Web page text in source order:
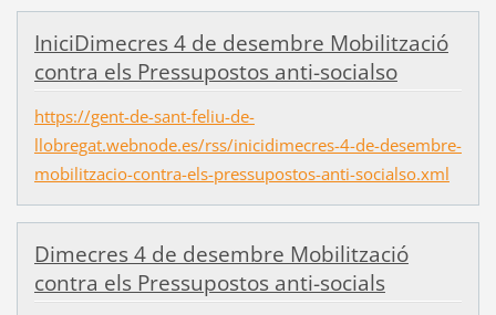
IniciDimecres 4 de desembre Mobilització
contra els Pressupostos anti-socialso
https://gent-de-sant-feliu-de-
llobregat.webnode.es/rss/inicidimecres-4-de-desembre-
mobilitzacio-contra-els-pressupostos-anti-socialso.xml
Dimecres 4 de desembre Mobilització
contra els Pressupostos anti-socials